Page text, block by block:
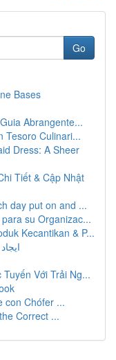
Go
Bases
Abrangente...
Tesoro Culinari...
Dress: A Sheer
Tiết & Cập Nhật
day put on and ...
su Organizac...
Kecantikan & P...
Với Trải Ng...
con Chófer ...
Correct ...